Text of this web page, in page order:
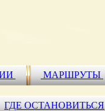
МАРШРУТЫ
ГДЕ ОСТАНОВИТЬСЯ